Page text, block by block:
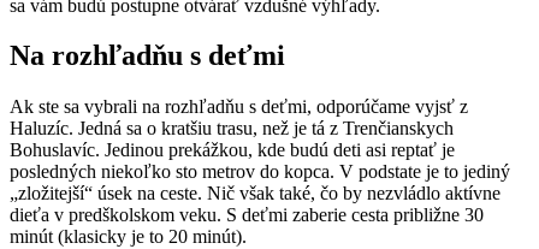
sa vám budú postupne otvárať vzdušné výhľady.
Na rozhľadňu s deťmi
Ak ste sa vybrali na rozhľadňu s deťmi, odporúčame vyjsť z
Haluzíc. Jedná sa o kratšiu trasu, než je tá z Trenčianskych
Bohuslavíc. Jedinou prekážkou, kde budú deti asi reptať je
posledných niekoľko sto metrov do kopca. V podstate je to jediný
„zložitejší“ úsek na ceste. Nič však také, čo by nezvládlo aktívne
dieťa v predškolskom veku. S deťmi zaberie cesta približne 30
minút (klasicky je to 20 minút).